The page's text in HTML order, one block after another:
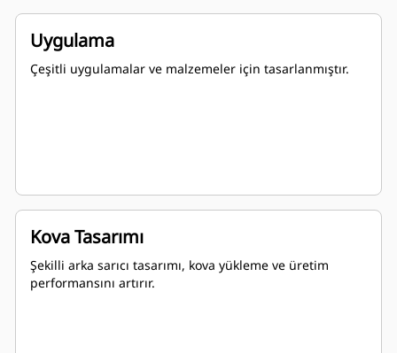
Uygulama
Çeşitli uygulamalar ve malzemeler için tasarlanmıştır.
Kova Tasarımı
Şekilli arka sarıcı tasarımı, kova yükleme ve üretim
performansını artırır.